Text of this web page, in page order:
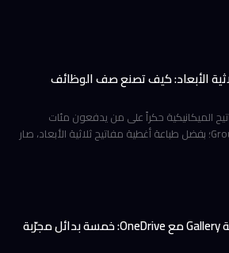
الأبعاد: كيف تصنع صف الوظائف
الميكانيكية حكراً على من يدفعون مئات
الدولارات في طلبات Group Buy؛ بفضل طباعة أغطية مفاتيح ثلاثية الأبعاد، صار
سامسونج توقف مزامنة Gallery مع OneDrive: خمسة بدائل مجرّبة